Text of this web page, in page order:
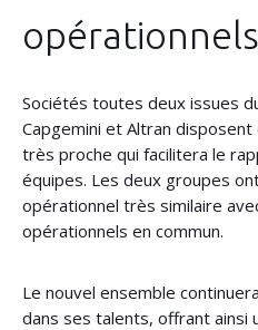
Sociétés toutes deux issues
Capgemini et Altran disposent
très proche qui facilitera le
équipes. Les deux groupes
opérationnel très similaire
opérationnels en commun.
Le nouvel ensemble
dans ses talents, offrant ainsi